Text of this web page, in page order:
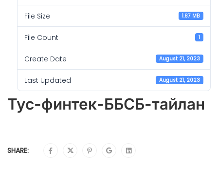
File Size 1.87 MB
File Count 1
Create Date August 21, 2023
Last Updated August 21, 2023
Тус-финтек-ББСБ-тайлан
SHARE: